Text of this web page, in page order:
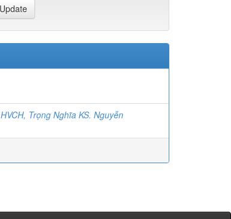
HVCH, Trọng Nghĩa KS. Nguyễn